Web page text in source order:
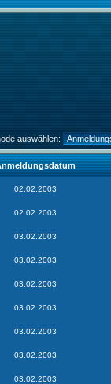
auswählen:
02.02.2003
02.02.2003
03.02.2003
03.02.2003
03.02.2003
03.02.2003
03.02.2003
03.02.2003
03.02.2003